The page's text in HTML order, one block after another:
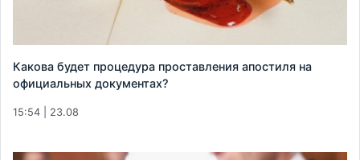
Какова будет процедура проставления апостиля на
официальных документах?
15:54 | 23.08